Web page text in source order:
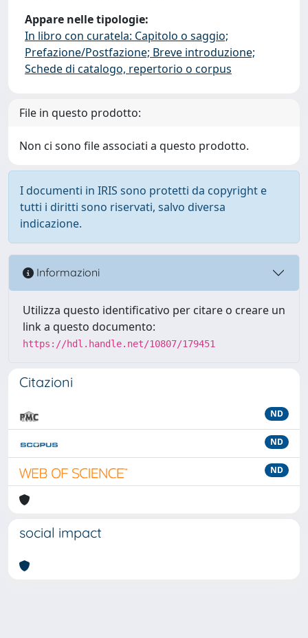
Appare nelle tipologie:
In libro con curatela: Capitolo o saggio;
Prefazione/Postfazione; Breve introduzione;
Schede di catalogo, repertorio o corpus
File in questo prodotto:
Non ci sono file associati a questo prodotto.
I documenti in IRIS sono protetti da copyright e
tutti i diritti sono riservati, salvo diversa
indicazione.
Informazioni
Utilizza questo identificativo per citare o creare un
link a questo documento:
https://hdl.handle.net/10807/179451
Citazioni
ND
ND
ND
social impact